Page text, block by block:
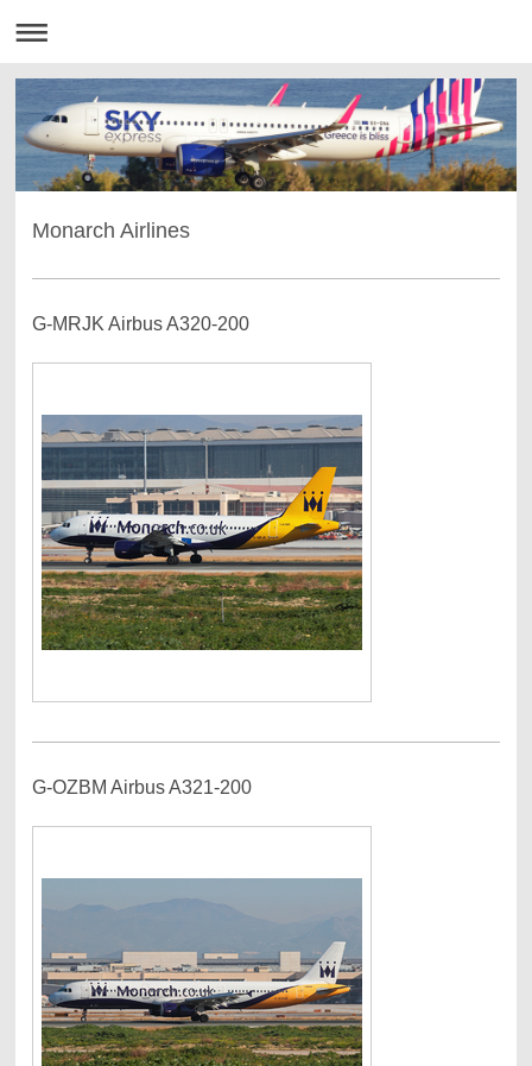
Monarch Airlines
G-MRJK Airbus A320-200
G-OZBM Airbus A321-200